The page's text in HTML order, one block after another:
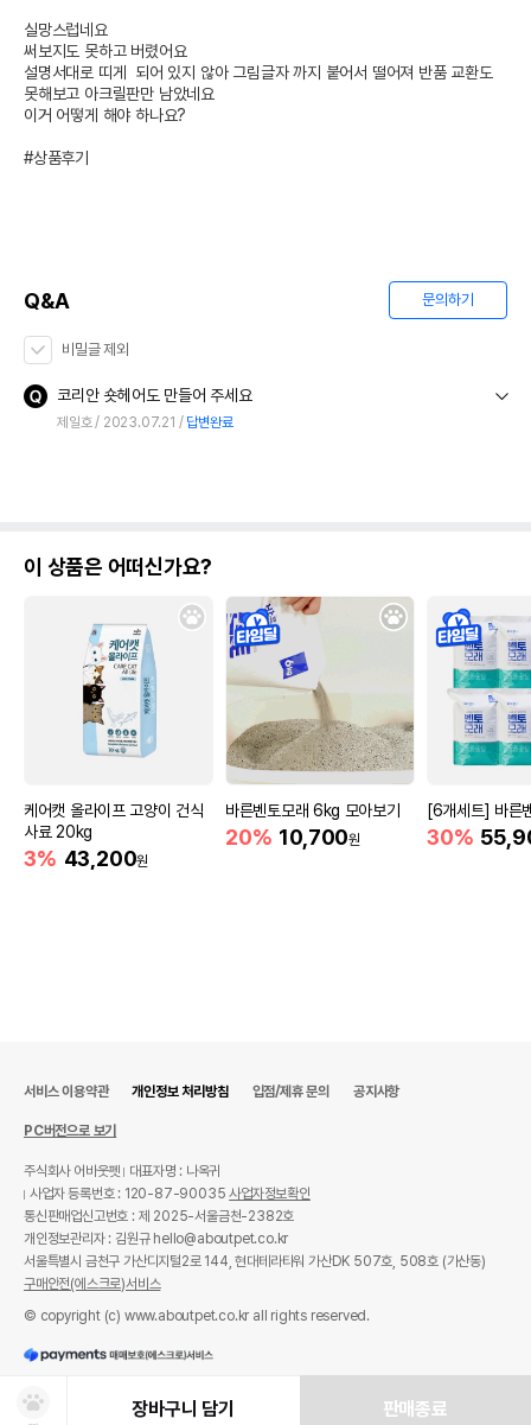
실망스럽네요
써보지도 못하고 버렸어요
설명서대로 띠게  되어 있지 않아 그림글자 까지 붙어서 떨어져 반품 교환도
못해보고 아크릴판만 남았네요
이거 어떻게 해야 하나요?
#상품후기
Q&A 문의하기
비밀글 제외
코리안 숏헤어도 만들어 주세요
제일호 2023.07.21 답변완료
이 상품은 어떠신가요?
케어캣 올라이프 고양이 건식
사료 20kg
3% 43,200원
바른벤토모래 6kg 모아보기
20% 10,700원
[6개세트] 바른
30%
장바구니 담기 판매종료
서비스 이용약관 개인정보 처리방침 입점/제휴 문의 공지사항
PC버전으로 보기
주식회사 어바웃펫
대표자명 : 나옥귀
사업자 등록번호 : 120-87-90035사업자정보확인
통신판매업신고번호 : 제 2025-서울금천-2382호
개인정보관리자 : 김원규 hello@aboutpet.co.kr
서울특별시 금천구 가산디지털2로 144, 현대테라타워 가산DK 507호, 508호 (가산동)
구매안전(에스크로)서비스
© copyright (c) www.aboutpet.co.kr all rights reserved.